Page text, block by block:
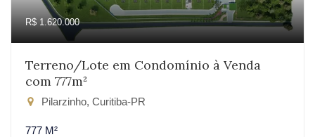
R$ 1.620.000
Terreno/Lote em Condomínio à Venda
com 777m²
Pilarzinho, Curitiba-PR
777 M²